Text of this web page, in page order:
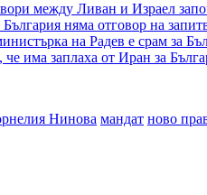
между Ливан и Израел
няма отговор на
на Радев е срам за
има заплаха от Иран за
Нинова мандат ново